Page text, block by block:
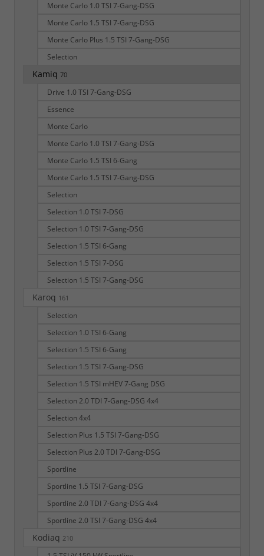
Monte Carlo 1.0 TSI 7-Gang-DSG
Monte Carlo 1.5 TSI 7-Gang-DSG
Monte Carlo Plus 1.5 TSI 7-Gang-DSG
Selection
Kamiq 70
Drive 1.0 TSI 7-Gang-DSG
Essence
Monte Carlo
Monte Carlo 1.0 TSI 7-Gang-DSG
Monte Carlo 1.5 TSI 6-Gang
Monte Carlo 1.5 TSI 7-Gang-DSG
Selection
Selection 1.0 TSI 7-DSG
Selection 1.0 TSI 7-Gang-DSG
Selection 1.5 TSI 6-Gang
Selection 1.5 TSI 7-DSG
Selection 1.5 TSI 7-Gang-DSG
Karoq 161
Selection
Selection 1.0 TSI 6-Gang
Selection 1.5 TSI 6-Gang
Selection 1.5 TSI 7-Gang-DSG
Selection 1.5 TSI mHEV 7-Gang DSG
Selection 2.0 TDI 7-Gang-DSG 4x4
Selection 4x4
Selection Plus 1.5 TSI 7-Gang-DSG
Selection Plus 2.0 TDI 7-Gang-DSG
Sportline
Sportline 1.5 TSI 7-Gang-DSG
Sportline 2.0 TDI 7-Gang-DSG 4x4
Sportline 2.0 TSI 7-Gang-DSG 4x4
Kodiaq 210